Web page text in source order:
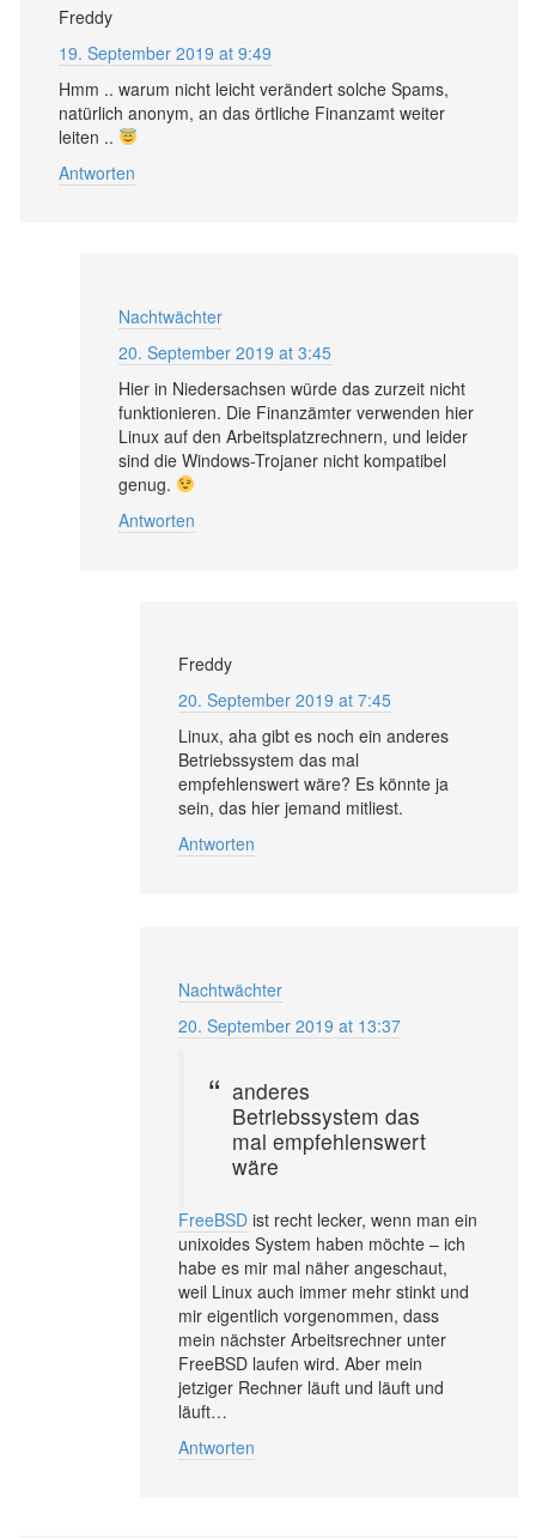
Freddy
19. September 2019 at 9:49
Hmm .. warum nicht leicht verändert solche Spams,
natürlich anonym, an das örtliche Finanzamt weiter
leiten ..
Antworten
Nachtwächter
20. September 2019 at 3:45
Hier in Niedersachsen würde das zurzeit nicht
funktionieren. Die Finanzämter verwenden hier
Linux auf den Arbeitsplatzrechnern, und leider
sind die Windows-Trojaner nicht kompatibel
genug.
Antworten
Freddy
20. September 2019 at 7:45
Linux, aha gibt es noch ein anderes
Betriebssystem das mal
empfehlenswert wäre? Es könnte ja
sein, das hier jemand mitliest.
Antworten
Nachtwächter
20. September 2019 at 13:37
anderes
Betriebssystem das
mal empfehlenswert
wäre
FreeBSD ist recht lecker, wenn man ein
unixoides System haben möchte – ich
habe es mir mal näher angeschaut,
weil Linux auch immer mehr stinkt und
mir eigentlich vorgenommen, dass
mein nächster Arbeitsrechner unter
FreeBSD laufen wird. Aber mein
jetziger Rechner läuft und läuft und
läuft…
Antworten